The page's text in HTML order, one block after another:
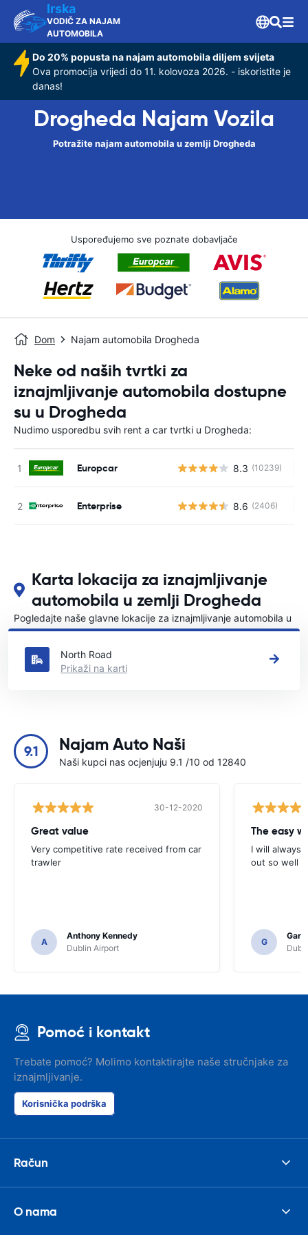
Irska
VODIČ ZA NAJAM
AUTOMOBILA
Do 20% popusta na najam automobila diljem svijeta
Ova promocija vrijedi do 11. kolovoza 2026. - iskoristite je
danas!
Drogheda Najam Vozila
Potražite najam automobila u zemlji Drogheda
Uspoređujemo sve poznate dobavljače
Dom Najam automobila Drogheda
Neke od naših tvrtki za
iznajmljivanje automobila dostupne
su u Drogheda
Nudimo usporedbu svih rent a car tvrtki u Drogheda:
Europcar 8.3 (10239)
Enterprise 8.6 (2406)
Karta lokacija za iznajmljivanje
automobila u zemlji Drogheda
Pogledajte naše glavne lokacije za iznajmljivanje automobila u
Drogheda
North Road
Prikaži na karti
9.1 Najam Auto Naši
Naši kupci nas ocjenjuju 9.1 /10 od 12840
30-12-2020
Great value
Very competitive rate received from car
trawler
A
Anthony Kennedy
Dublin Airport
I will always
out so well
G
Gary
Pomoć i kontakt
Trebate pomoć? Molimo kontaktirajte naše stručnjake za
iznajmljivanje.
Korisnička podrška
Račun
O nama